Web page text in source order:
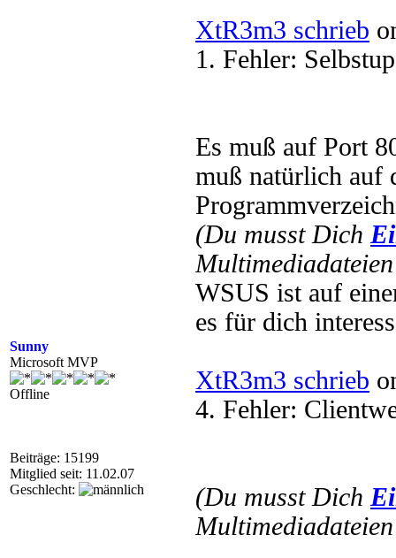
Sunny
Microsoft MVP
Offline
Beiträge: 15199
Mitglied seit: 11.02.07
Geschlecht:
XtR3m3 schrieb
1. Fehler:
Es muß auf Port
muß natürlich auf
(Du musst Dich
WSUS ist auf
es für dich
XtR3m3 schrieb
4. Fehler:
(Du musst Dich